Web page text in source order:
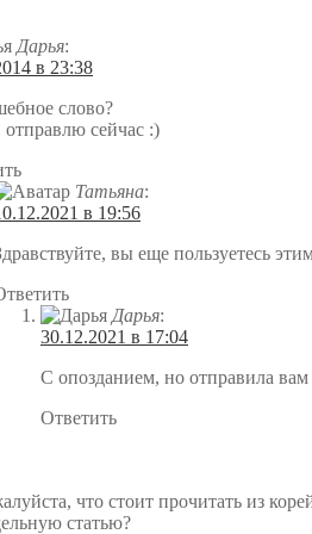
Дарья:
в 23:38
слово?
сейчас :)
Татьяна:
в 19:56
вы еще пользуетесь
Дарья:
30.12.2021 в 17:04
С опозданием, но отправила
Ответить
что стоит прочитать из
статью?